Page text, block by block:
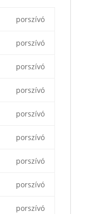
porszívó
porszívó
porszívó
porszívó
porszívó
porszívó
porszívó
porszívó
porszívó